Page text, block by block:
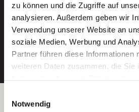
zu können und die Zugriffe auf
analysieren. Außerdem geben wir
Verwendung unserer Website an
soziale Medien, Werbung und
Partner führen diese Informationen
weiteren Daten zusammen, die Sie
Wenn Sie auf „Cookies zulassen“
Notwendig
Ein kostenloser
Jobs.
E-Mail-Adresse
Betreiber der Webseite